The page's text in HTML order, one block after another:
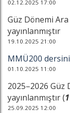
02.12.2025 17:00
Güz Dönemi Ara
yayınlanmıştır
19.10.2025 21:00
MMÜ200
01.10.2025 11:00
2025–2026 Güz
yayınlanmıştır (
25.09.2025 12:00